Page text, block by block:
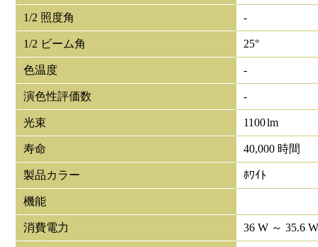
1/2 照度角 -
1/2 ビーム角 25°
色温度 -
演色性評価数 -
光束 1100lm
寿命 40,000 時間
製品カラー ﾎﾜｲﾄ
機能
消費電力 36 W ～ 35.6